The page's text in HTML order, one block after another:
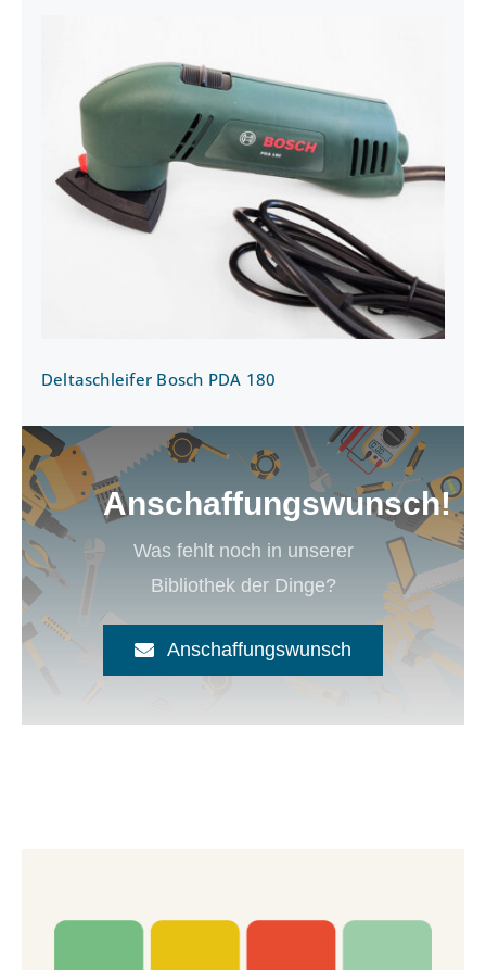
Deltaschleifer Bosch PDA 180
Deltaschleifer Bosch PDA 180
Anschaffungswunsch!
Was fehlt noch in unserer
Bibliothek der Dinge?
Anschaffungswunsch